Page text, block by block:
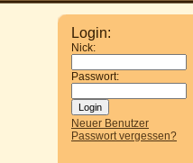
Login:
Nick:
Passwort:
Neuer Benutzer
Passwort vergessen?